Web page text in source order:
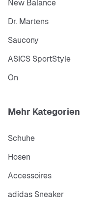
New Balance
Dr. Martens
Saucony
ASICS SportStyle
On
Mehr Kategorien
Schuhe
Hosen
Accessoires
adidas Sneaker